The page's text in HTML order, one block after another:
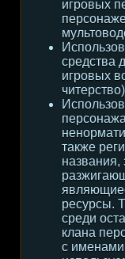
игровых
средства
игровых
также
названия,
ресурсы.
среди
клана
с именами